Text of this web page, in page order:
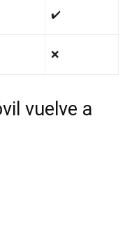
✔️
❌
vuelve a